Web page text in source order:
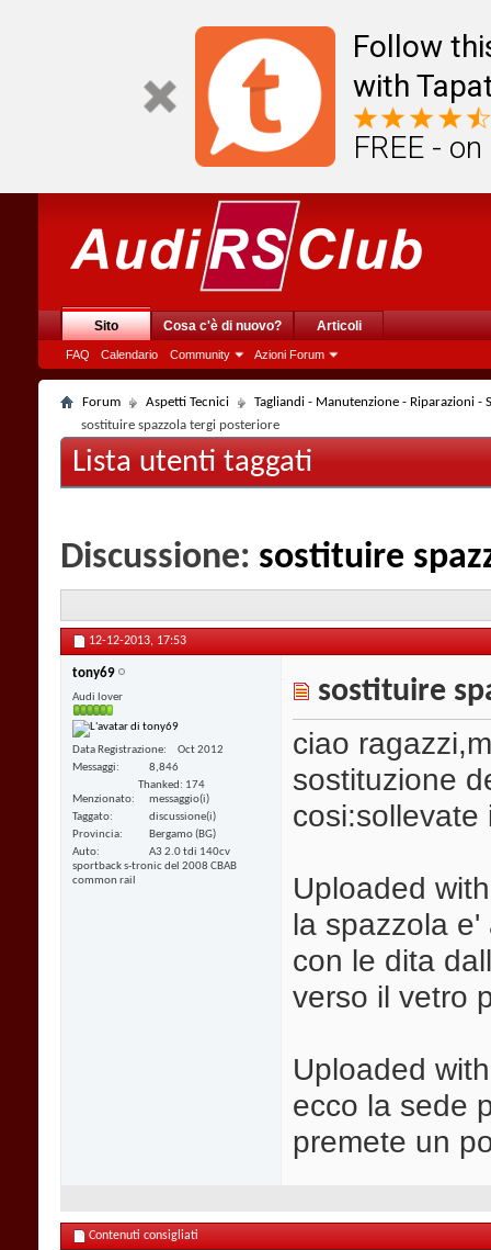
Follow
with
FREE -
Sito
FAQ Calendario Community Azioni Forum
Cosa c'è di nuovo? Articoli
Forum Aspetti Tecnici
Tagliandi - Manutenzione - Riparazioni
sostituire spazzola tergi posteriore
Lista utenti taggati
Discussione: sostituire
12-12-2013, 17:53
tony69
Audi lover
Data Registrazione
Oct 2012
Messaggi
8,846
Thanked: 174
Menzionato
messaggio(i)
Taggato
discussione(i)
Provincia
Bergamo (BG)
Auto
A3 2.0 tdi 140cv
sportback s-tronic del 2008 CBAB
common rail
sostituire
ciao
sostituzione
cosi:sollevate
Uploaded
la spazzola
con le dita
verso il vetro
Uploaded
ecco la sede
premete un
Contenuti consigliati